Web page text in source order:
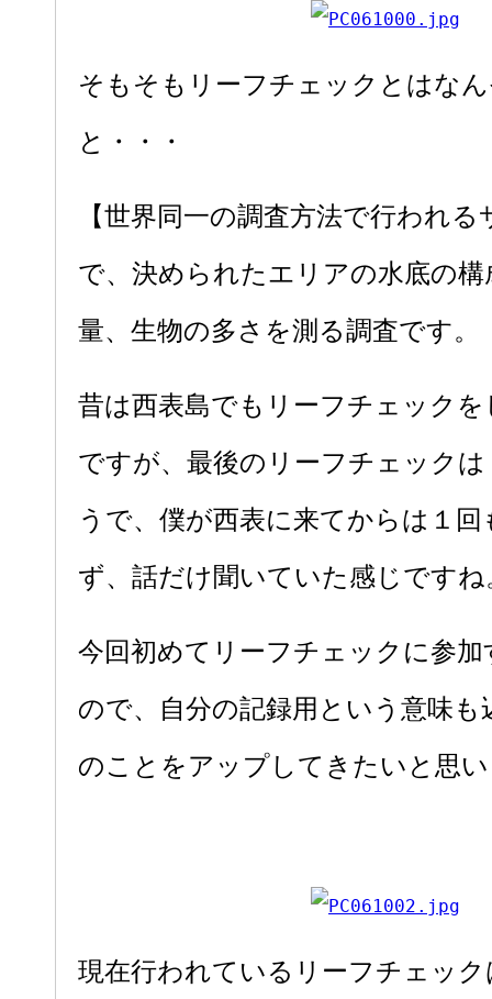
そもそもリーフチェックとはな
と・・・
【世界同一の調査方法で行われ
で、決められたエリアの水底の
量、生物の多さを測る調査です。
昔は西表島でもリーフチェック
ですが、最後のリーフチェック
うで、僕が西表に来てからは１
ず、話だけ聞いていた感じですね
今回初めてリーフチェックに参
ので、自分の記録用という意味も
のことをアップしてきたいと思
現在行われているリーフチェッ